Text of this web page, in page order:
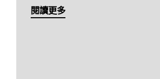
閱讀更多